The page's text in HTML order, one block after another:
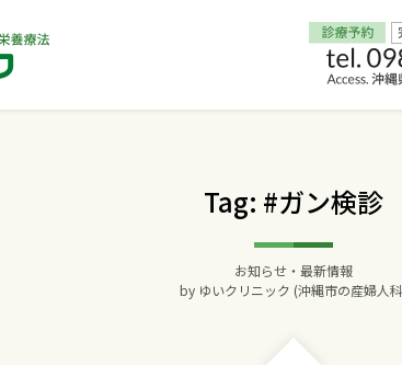
Tag: #ガン検診
お知らせ・最新情報
by ゆいクリニック (沖縄市の産婦人
交通アクセス
院長からのごあいさつ
ゆいクリニックの経営理念